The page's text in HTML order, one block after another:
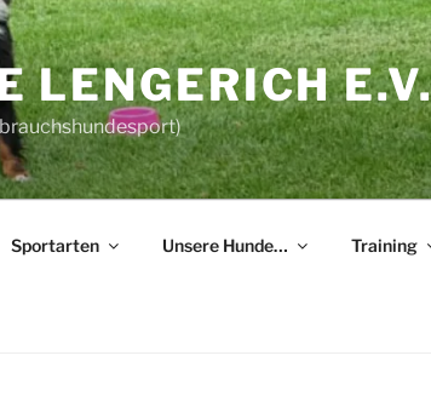
LENGERICH
Sportarten Unsere Hunde… Training